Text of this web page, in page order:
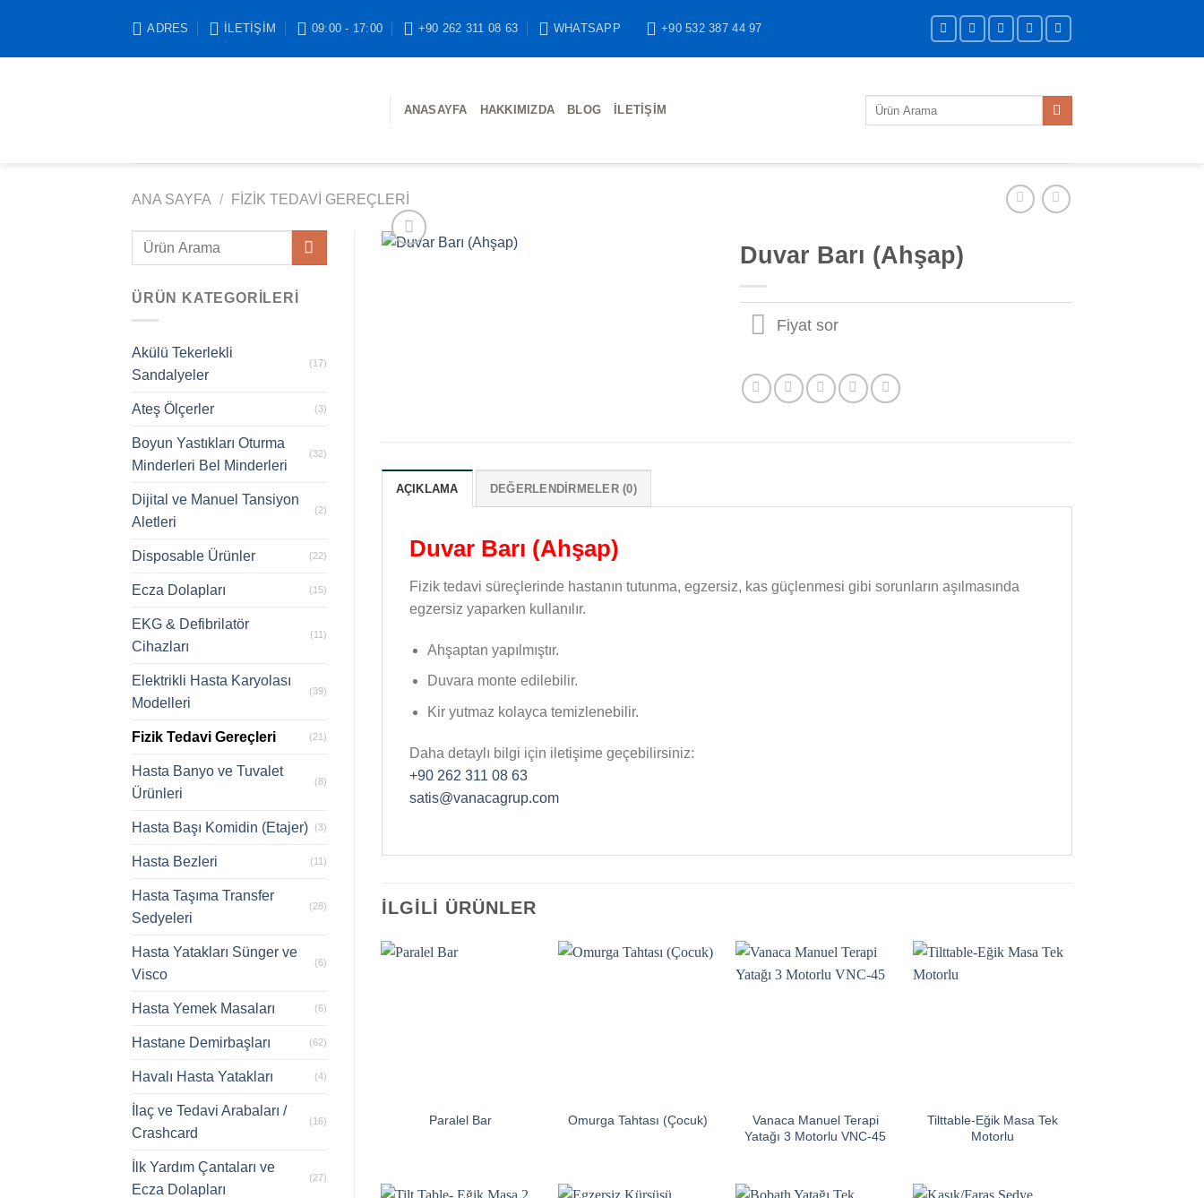
ADRES İLETIŞIM 09:00 - 17:00 +90 262 311 08 63 WHATSAPP +90 532 387 44 97
ANASAYFA HAKKIMIZDA BLOG İLETIŞIM
Ara:
ANA SAYFA / FIZIK TEDAVI GEREÇLERI
Ara:
ÜRÜN KATEGORILERI
Akülü Tekerlekli
Sandalyeler
(17)
Ateş Ölçerler (3)
Boyun Yastıkları Oturma
Minderleri Bel Minderleri
(32)
Dijital ve Manuel Tansiyon
Aletleri
(2)
Disposable Ürünler (22)
Ecza Dolapları (15)
EKG & Defibrilatör
Cihazları
(11)
Elektrikli Hasta Karyolası
Modelleri
(39)
Fizik Tedavi Gereçleri (21)
Hasta Banyo ve Tuvalet
Ürünleri
(8)
Hasta Başı Komidin (Etajer) (3)
Hasta Bezleri (11)
Hasta Taşıma Transfer
Sedyeleri
(28)
Hasta Yatakları Sünger ve
Visco
(6)
Hasta Yemek Masaları (6)
Hastane Demirbaşları (62)
Havalı Hasta Yatakları (4)
İlaç ve Tedavi Arabaları /
Crashcard
(16)
İlk Yardım Çantaları ve
Ecza Dolapları
(27)
Duvar Barı (Ahşap)
Fiyat sor
AÇIKLAMA DEĞERLENDIRMELER (0)
Duvar Barı (Ahşap)
Fizik tedavi süreçlerinde hastanın tutunma, egzersiz, kas güçlenmesi gibi sorunların aşılmasında
egzersiz yaparken kullanılır.
Ahşaptan yapılmıştır.
Duvara monte edilebilir.
Kir yutmaz kolayca temizlenebilir.
Daha detaylı bilgi için iletişime geçebilirsiniz:
+90 262 311 08 63
satis@vanacagrup.com
İLGILI ÜRÜNLER
Paralel Bar Omurga Tahtası (Çocuk)
Vanaca Manuel Terapi
Yatağı 3 Motorlu VNC-45
Tilttable-Eğik Masa Tek
Motorlu